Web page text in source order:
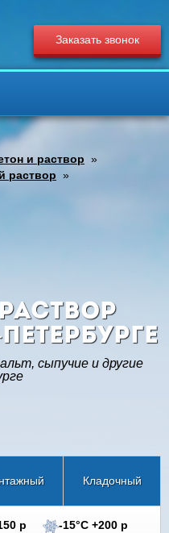
Заказать звонок
и раствор »
раствор »
сыпучие и другие
Кладочный
р -15°C +200 р